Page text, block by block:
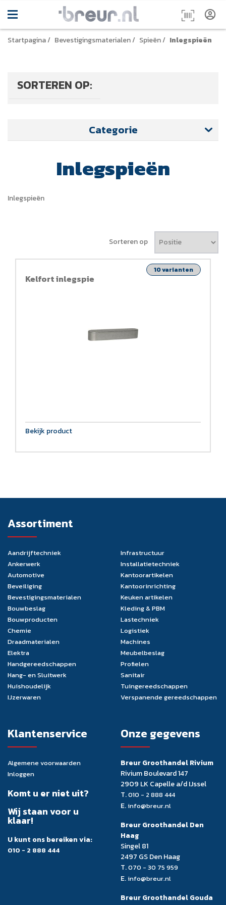
Startpagina/ Bevestigingsmaterialen/ Spieën/ Inlegspieën
SORTEREN OP:
Categorie
Inlegspieën
Inlegspieën
Sorteren op
Kelfort inlegspie
10 varianten
Bekijk product
Assortiment
Aandrijftechniek
Ankerwerk
Automotive
Beveiliging
Bevestigingsmaterialen
Bouwbeslag
Bouwproducten
Chemie
Draadmaterialen
Elektra
Handgereedschappen
Hang- en Sluitwerk
Huishoudelijk
IJzerwaren
Infrastructuur
Installatietechniek
Kantoorartikelen
Kantoorinrichting
Keuken artikelen
Kleding & PBM
Lastechniek
Logistiek
Machines
Meubelbeslag
Profielen
Sanitair
Tuingereedschappen
Verspanende gereedschappen
Klantenservice
Algemene voorwaarden
Inloggen
Komt u er niet uit?
Wij staan voor u
klaar!
U kunt ons bereiken via:
010 - 2 888 444
Onze gegevens
Breur Groothandel Rivium
Rivium Boulevard 147
2909 LK Capelle a/d IJssel
T.010 - 2 888 444
E. info@breur.nl
Breur Groothandel Den
Haag
Singel 81
2497 GS Den Haag
T.070 - 30 75 959
E. info@breur.nl
Breur Groothandel Gouda